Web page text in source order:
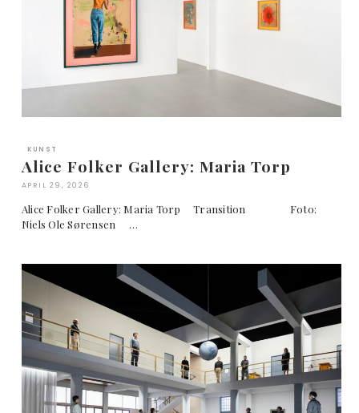
KUNST
Alice Folker Gallery: Maria Torp
APRIL 29, 2026
Alice Folker Gallery: Maria Torp Transition Foto:
Niels Ole Sørensen …